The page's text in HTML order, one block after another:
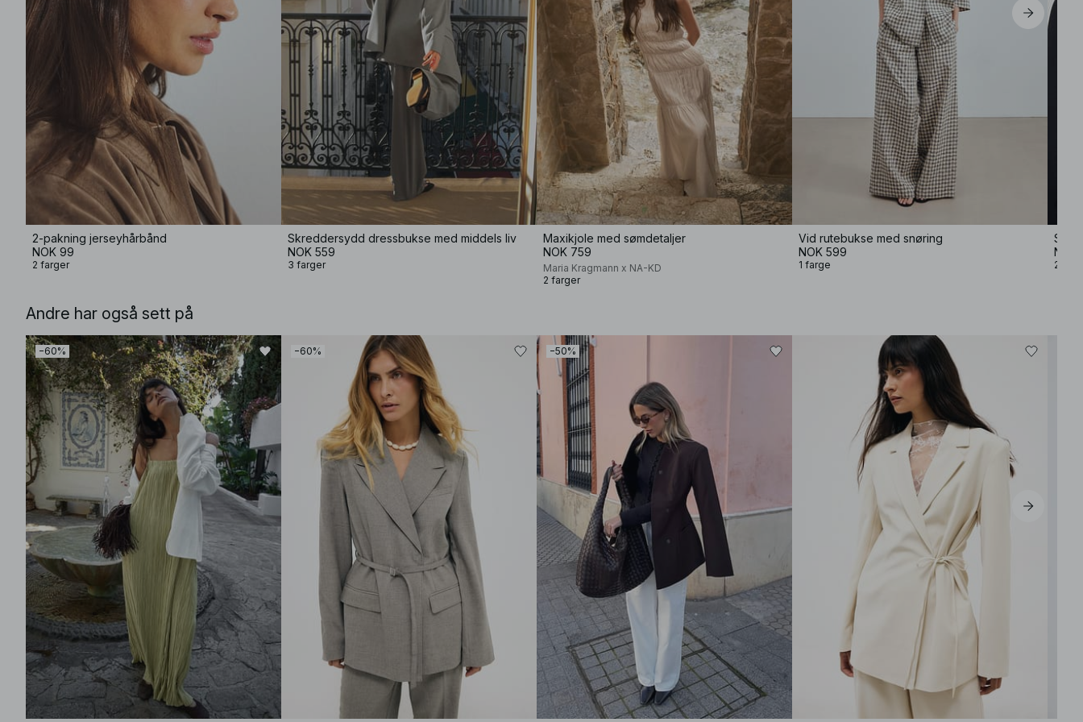
2-pakning jerseyhårbånd
NOK 99
2 farger
Skreddersydd dressbukse med middels liv
NOK 559
3 farger
Maxikjole med sømdetaljer
NOK 759
Maria Kragmann x NA-KD
2 farger
Vid rutebukse med snøring
NOK 599
1 farge
Soft
NOK
2
Andre har også sett på
−60% −60% −50%